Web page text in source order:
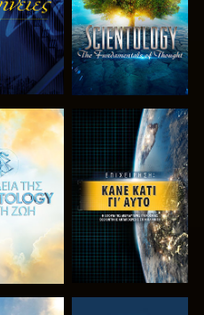
ΠΑΡΑΚΟΛΟΥΘΗΣΤΕ